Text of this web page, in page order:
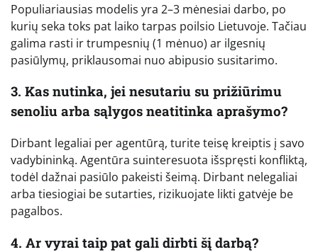
Populiariausias modelis yra 2–3 mėnesiai darbo, po
kurių seka toks pat laiko tarpas poilsio Lietuvoje. Tačiau
galima rasti ir trumpesnių (1 mėnuo) ar ilgesnių
pasiūlymų, priklausomai nuo abipusio susitarimo.
3. Kas nutinka, jei nesutariu su prižiūrimu
senoliu arba sąlygos neatitinka aprašymo?
Dirbant legaliai per agentūrą, turite teisę kreiptis į savo
vadybininką. Agentūra suinteresuota išspręsti konfliktą,
todėl dažnai pasiūlo pakeisti šeimą. Dirbant nelegaliai
arba tiesiogiai be sutarties, rizikuojate likti gatvėje be
pagalbos.
4. Ar vyrai taip pat gali dirbti šį darbą?